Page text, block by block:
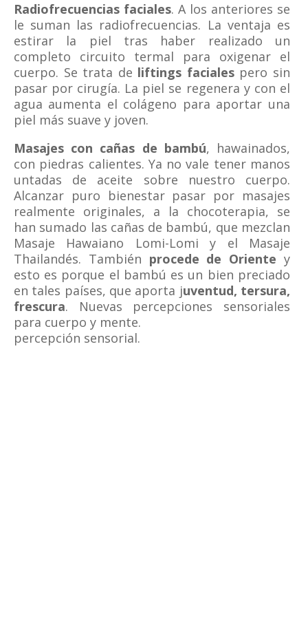
Radiofrecuencias faciales. A los anteriores se
le suman las radiofrecuencias. La ventaja es
estirar la piel tras haber realizado un
completo circuito termal para oxigenar el
cuerpo. Se trata de liftings facialespero sin
pasar por cirugía. La piel se regenera y con el
agua aumenta el colágeno para aportar una
piel más suave y joven.
Masajes con cañas de bambú, hawainados,
con piedras calientes. Ya no vale tener manos
untadas de aceite sobre nuestro cuerpo.
Alcanzar puro bienestar pasar por masajes
realmente originales, a la chocoterapia, se
han sumado las cañas de bambú, que mezclan
Masaje Hawaiano Lomi-Lomi y el Masaje
Thailandés. También procede de Oriente y
esto es porque el bambú es un bien preciado
en tales países, que aporta juventud, tersura,
frescura. Nuevas percepciones sensoriales
para cuerpo y mente.
percepción sensorial.